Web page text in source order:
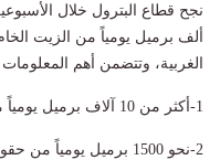
ألف برميل يومياً من الزيت
الغربية، وتتضمن أهم المعلومات
1-أكثر من 10 آلاف برميل يومياً من حقول شركة خالدة للبترول.
2-نحو 1500 برميل